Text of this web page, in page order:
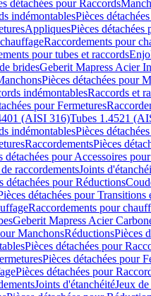
détachées pour Raccords
indémontablesPièces
AppliquesPièces
Raccordements pour
pour tubes et raccords
bridesGeberit Mapress Acier
Pièces détachées pour
indémontablesRaccords et
pour Fermetures
(AISI 316)Tubes 1.4521
indémontablesPièces
RaccordementsPièces
détachées pour Accessoires
raccordementsJoints
détachées pour Réductions
détachées pour Transitions
Raccordements pour
Geberit Mapress Acier
ManchonsRéductionsPièces
Pièces détachées pour
Pièces détachées pour
Pièces détachées pour
Joints d'étanchéitéJeux